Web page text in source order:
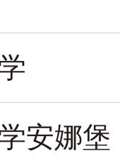
安娜堡